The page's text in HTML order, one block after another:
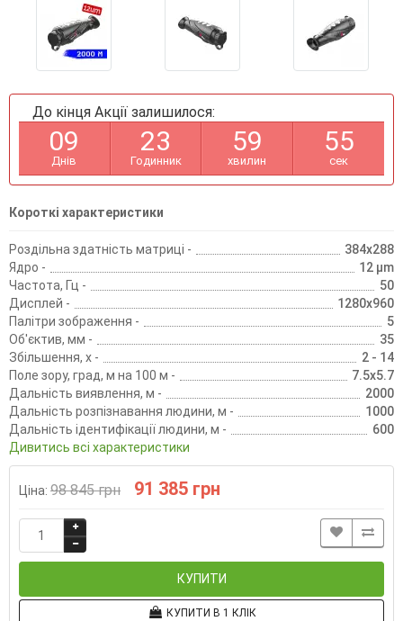
До кінця Акції залишилося:
09
Днів
23
Годинник
59
хвилин
55
сек
Короткі характеристики
Роздільна здатність матриці -
384x288
Ядро -
12 µm
Частота, Гц -
50
Дисплей -
1280x960
Палітри зображення -
5
Об'єктив, мм -
35
Збільшення, х -
2 - 14
Поле зору, град, м на 100 м -
7.5x5.7
Дальність виявлення, м -
2000
Дальність розпізнавання людини, м -
1000
Дальність ідентифікації людини, м -
600
Дивитись всі характеристики
Ціна: 98 845 грн 91 385 грн
КУПИТИ
КУПИТИ В 1 КЛІК